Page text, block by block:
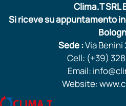
Clima.T SRL
Si riceve su appuntamento
Sede :Via
Cell: (+39)
Email:
Website: